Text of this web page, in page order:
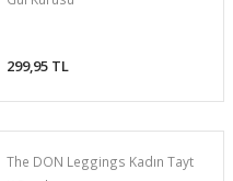
Örme (Penye) Boxer
Ribana (Örme) Boxer
299,95 TL
The DON Leggings Kadın Tayt